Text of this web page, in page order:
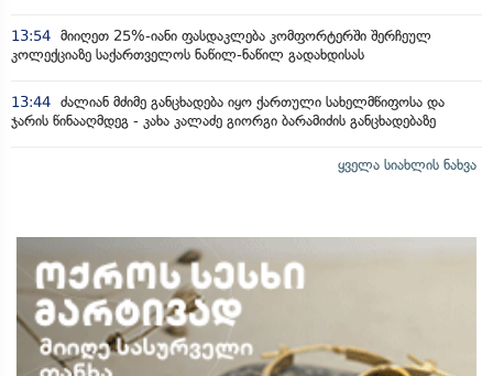
13:54 მიიღეთ 25%-იანი ფასდაკლება კომფორტერში შერჩეულ
კოლექციაზე საქართველოს ნაწილ-ნაწილ გადახდისას
13:44 ძალიან მძიმე განცხადება იყო ქართული სახელმწიფოსა და
ჯარის წინააღმდეგ - კახა კალაძე გიორგი ბარამიძის განცხადებაზე
ყველა სიახლის ნახვა